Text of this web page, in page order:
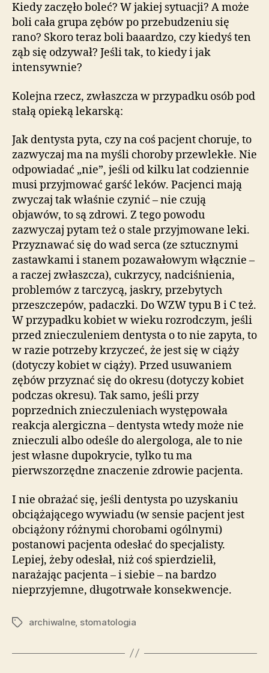
Kiedy zaczęło boleć? W jakiej sytuacji? A może
boli cała grupa zębów po przebudzeniu się
rano? Skoro teraz boli baaardzo, czy kiedyś ten
ząb się odzywał? Jeśli tak, to kiedy i jak
intensywnie?
Kolejna rzecz, zwłaszcza w przypadku osób pod
stałą opieką lekarską:
Jak dentysta pyta, czy na coś pacjent choruje, to
zazwyczaj ma na myśli choroby przewlekłe. Nie
odpowiadać „nie”, jeśli od kilku lat codziennie
musi przyjmować garść leków. Pacjenci mają
zwyczaj tak właśnie czynić – nie czują
objawów, to są zdrowi. Z tego powodu
zazwyczaj pytam też o stale przyjmowane leki.
Przyznawać się do wad serca (ze sztucznymi
zastawkami i stanem pozawałowym włącznie –
a raczej zwłaszcza), cukrzycy, nadciśnienia,
problemów z tarczycą, jaskry, przebytych
przeszczepów, padaczki. Do WZW typu B i C też.
W przypadku kobiet w wieku rozrodczym, jeśli
przed znieczuleniem dentysta o to nie zapyta, to
w razie potrzeby krzyczeć, że jest się w ciąży
(dotyczy kobiet w ciąży). Przed usuwaniem
zębów przyznać się do okresu (dotyczy kobiet
podczas okresu). Tak samo, jeśli przy
poprzednich znieczuleniach występowała
reakcja alergiczna – dentysta wtedy może nie
znieczuli albo odeśle do alergologa, ale to nie
jest własne dupokrycie, tylko tu ma
pierwszorzędne znaczenie zdrowie pacjenta.
I nie obrażać się, jeśli dentysta po uzyskaniu
obciążającego wywiadu (w sensie pacjent jest
obciążony różnymi chorobami ogólnymi)
postanowi pacjenta odesłać do specjalisty.
Lepiej, żeby odesłał, niż coś spierdzielił,
narażając pacjenta – i siebie – na bardzo
nieprzyjemne, długotrwałe konsekwencje.
Tagiarchiwalne, stomatologia